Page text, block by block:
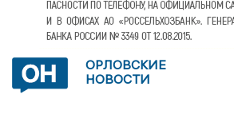
ОРЛОВСКИЕ
НОВОСТИ